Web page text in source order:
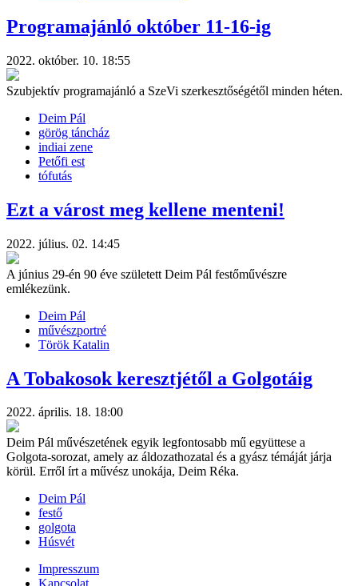
Programajánló október 11-16-ig
2022. október. 10. 18:55
Szubjektív programajánló a SzeVi szerkesztőségétől minden héten.
Deim Pál
görög táncház
indiai zene
Petőfi est
tófutás
Ezt a várost meg kellene menteni!
2022. július. 02. 14:45
A június 29-én 90 éve született Deim Pál festőművészre
emlékezünk.
Deim Pál
művészportré
Török Katalin
A Tobakosok keresztjétől a Golgotáig
2022. április. 18. 18:00
Deim Pál művészetének egyik legfontosabb mű együttese a
Golgota-sorozat, amely az áldozathozatal és a gyász témáját járja
körül. Erről írt a művész unokája, Deim Réka.
Deim Pál
festő
golgota
Húsvét
Impresszum